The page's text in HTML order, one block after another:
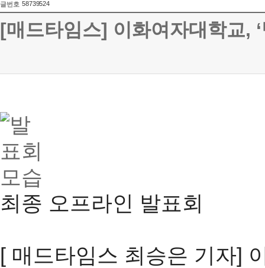
글번호 58739524
[매드타임스] 이화여자대학교,
최종 오프라인 발표회
[ 매드타임스 최승은 기자]